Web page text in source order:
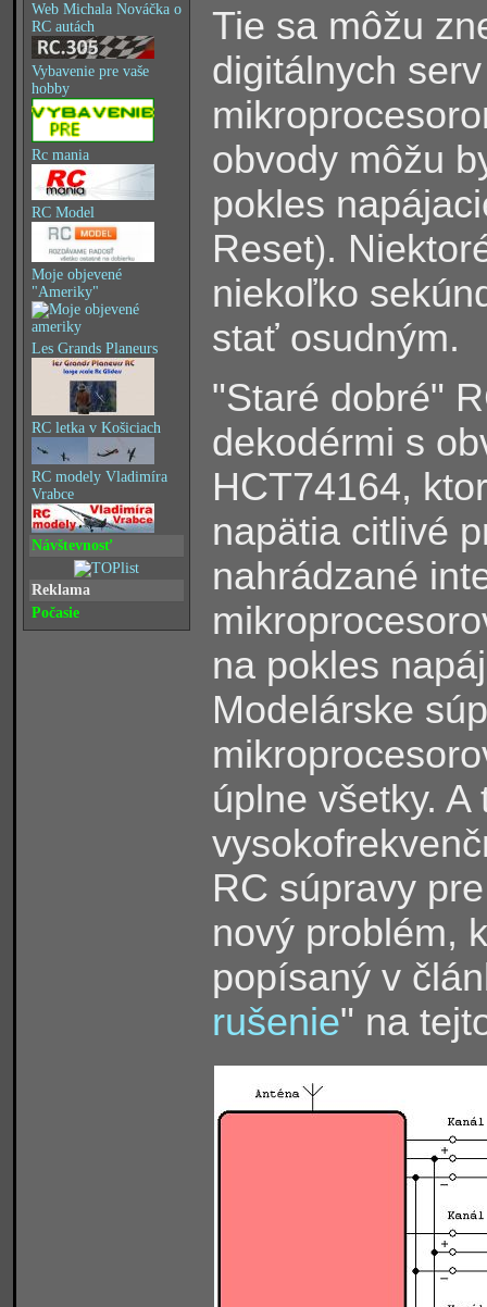
Web Michala Nováčka o
RC autách
Vybavenie pre vaše
hobby
Rc mania
RC Model
Moje objevené
"Ameriky"
Les Grands Planeurs
RC letka v Košiciach
RC modely Vladimíra
Vrabce
Návštevnosť
Reklama
Počasie
Tie sa môžu
digitálnych
obvody môžu
pokles
Reset).
niekoľko
stať osudným.
"Staré dobré"
dekodérmi s
HCT74164,
napätia citlivé
nahrádzané
na pokles
Modelárske
úplne všetky.
RC súpravy
nový problém,
popísaný v
rušenie" na